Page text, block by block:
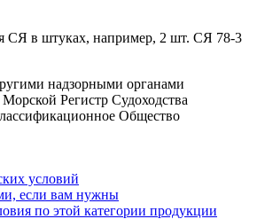
СЯ в штуках, например, 2 шт. СЯ 78-3
надзорными органами
Регистр Судоходства
Общество
условий
если вам нужны
по этой категории продукции